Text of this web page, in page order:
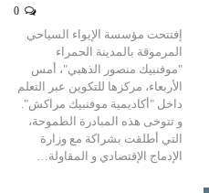
إفتتحت مؤسسة الإيواء السياحي
المرموقة بالمدينة الحمراء
"موفنبيك منصور الذهبي"، أمس
الأربعاء، مركزها للتكوين عبر التعلم
داخل "أكاديمية موفنبيك مراكش".
و تتوخى هذه المبادرة الطموحة،
التي أطلقت بشراكة مع وزارة
الإدماج الإقتصادي و المقاولة…